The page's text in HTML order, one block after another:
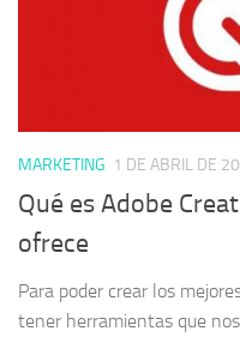
MARKETING 1 DE ABRIL DE
Qué es Adobe
ofrece
Para poder crear los
tener herramientas que